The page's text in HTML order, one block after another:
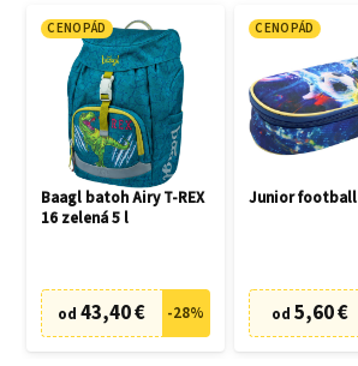
CENOPÁD
Baagl batoh Airy T-REX
16 zelená 5 l
od 43,40 € -28%
CENOPÁD
Junior football
od 5,60 €